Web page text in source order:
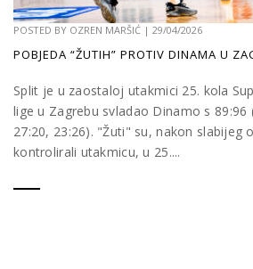
POSTED BY OZREN MARŠIĆ | 29/04/2026
POBJEDA “ŽUTIH” PROTIV DINAMA U
Split je u zaostaloj utakmici 25. kola
lige u Zagrebu svladao Dinamo s 89:96
27:20, 23:26). "Žuti" su, nakon slabijeg
kontrolirali utakmicu, u 25....